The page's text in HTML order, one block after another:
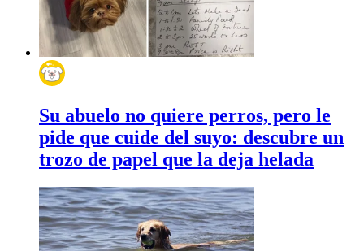
Su abuelo no quiere perros, pero le
pide que cuide del suyo: descubre un
trozo de papel que la deja helada